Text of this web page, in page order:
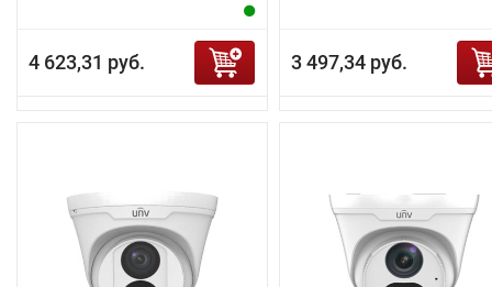
4 623,31 руб. 3 497,34 руб.